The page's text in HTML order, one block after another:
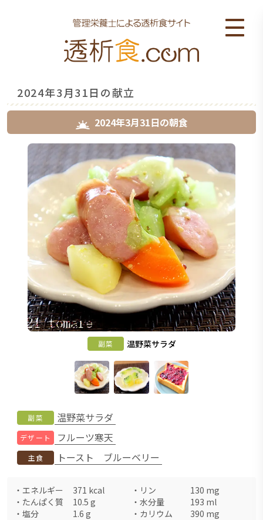
2024年3月31日の献立
2024年3月31日の朝食
副菜 温野菜サラダ
副菜 温野菜サラダ
デザート フルーツ寒天
主食 トースト ブルーベリー
・ エネルギー 371 kcal ・ リン 130 mg
・ たんぱく質 10.5 g ・ 水分量 193 ml
・ 塩分 1.6 g ・ カリウム 390 mg